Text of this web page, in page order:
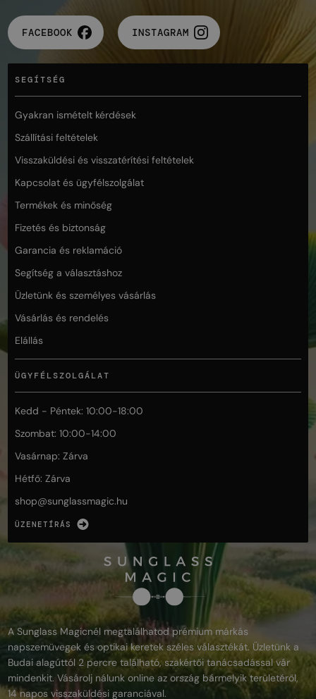
FACEBOOK INSTAGRAM
SEGÍTSÉG
Gyakran ismételt kérdések
Szállítási feltételek
Visszaküldési és visszatérítési feltételek
Kapcsolat és ügyfélszolgálat
Termékek és minőség
Fizetés és biztonság
Garancia és reklamáció
Segítség a választáshoz
Üzletünk és személyes vásárlás
Vásárlás és rendelés
Elállás
ÜGYFÉLSZOLGÁLAT
Kedd - Péntek: 10:00-18:00
Szombat: 10:00-14:00
Vasárnap: Zárva
Hétfő: Zárva
shop@sunglassmagic.hu
ÜZENETÍRÁS
A Sunglass Magicnél megtalálhatod prémium márkás
napszemüvegek és optikai keretek széles választékát. Üzletünk a
Budai alagúttól 2 percre található, szakértői tanácsadással vár
mindenkit. Vásárolj nálunk online az ország bármelyik területéről,
14 napos visszaküldési garanciával.